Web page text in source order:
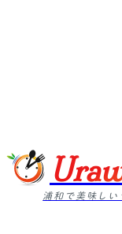
浦和で美味しい